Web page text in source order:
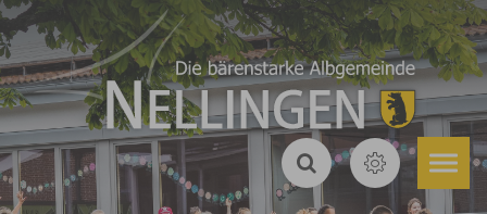
Zum Hauptinhalt springen